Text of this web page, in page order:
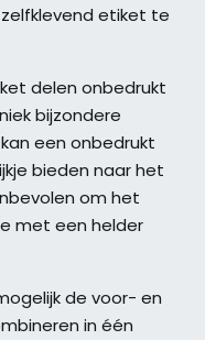
etiket te
delen onbedrukt
bijzondere
een onbedrukt
bieden naar het
om het
met een helder
de voor- en
in één